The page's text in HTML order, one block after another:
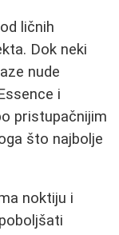
ličnih
Dok neki
nude
i
pristupačnijim
što najbolje
noktiju i